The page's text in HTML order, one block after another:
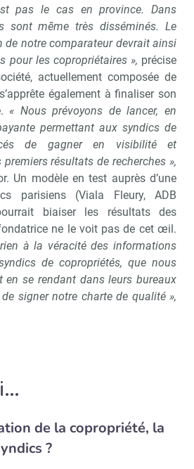
pas le cas en province. Dans
sont même très disséminés. Le
de notre comparateur devrait ainsi
pour les copropriétaires », précise
actuellement composée de
également à finaliser son
« Nous prévoyons de lancer, en
permettant aux syndics de
de gagner en visibilité et
résultats de recherches »,
Un modèle en test auprès d’une
parisiens (Viala Fleury, ADB
biaiser les résultats des
ne le voit pas de cet œil.
à la véracité des informations
de copropriétés, que nous
en se rendant dans leurs bureaux
signer notre charte de qualité »,
de la copropriété, la
?
Immo Matin